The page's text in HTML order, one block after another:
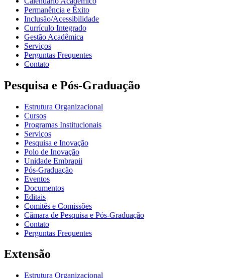
Permanência e Êxito
Inclusão/Acessibilidade
Currículo Integrado
Gestão Acadêmica
Serviços
Perguntas Frequentes
Contato
Pesquisa e Pós-Graduação
Estrutura Organizacional
Cursos
Programas Institucionais
Serviços
Pesquisa e Inovação
Polo de Inovação
Unidade Embrapii
Pós-Graduação
Eventos
Documentos
Editais
Comitês e Comissões
Câmara de Pesquisa e Pós-Graduação
Contato
Perguntas Frequentes
Extensão
Estrutura Organizacional